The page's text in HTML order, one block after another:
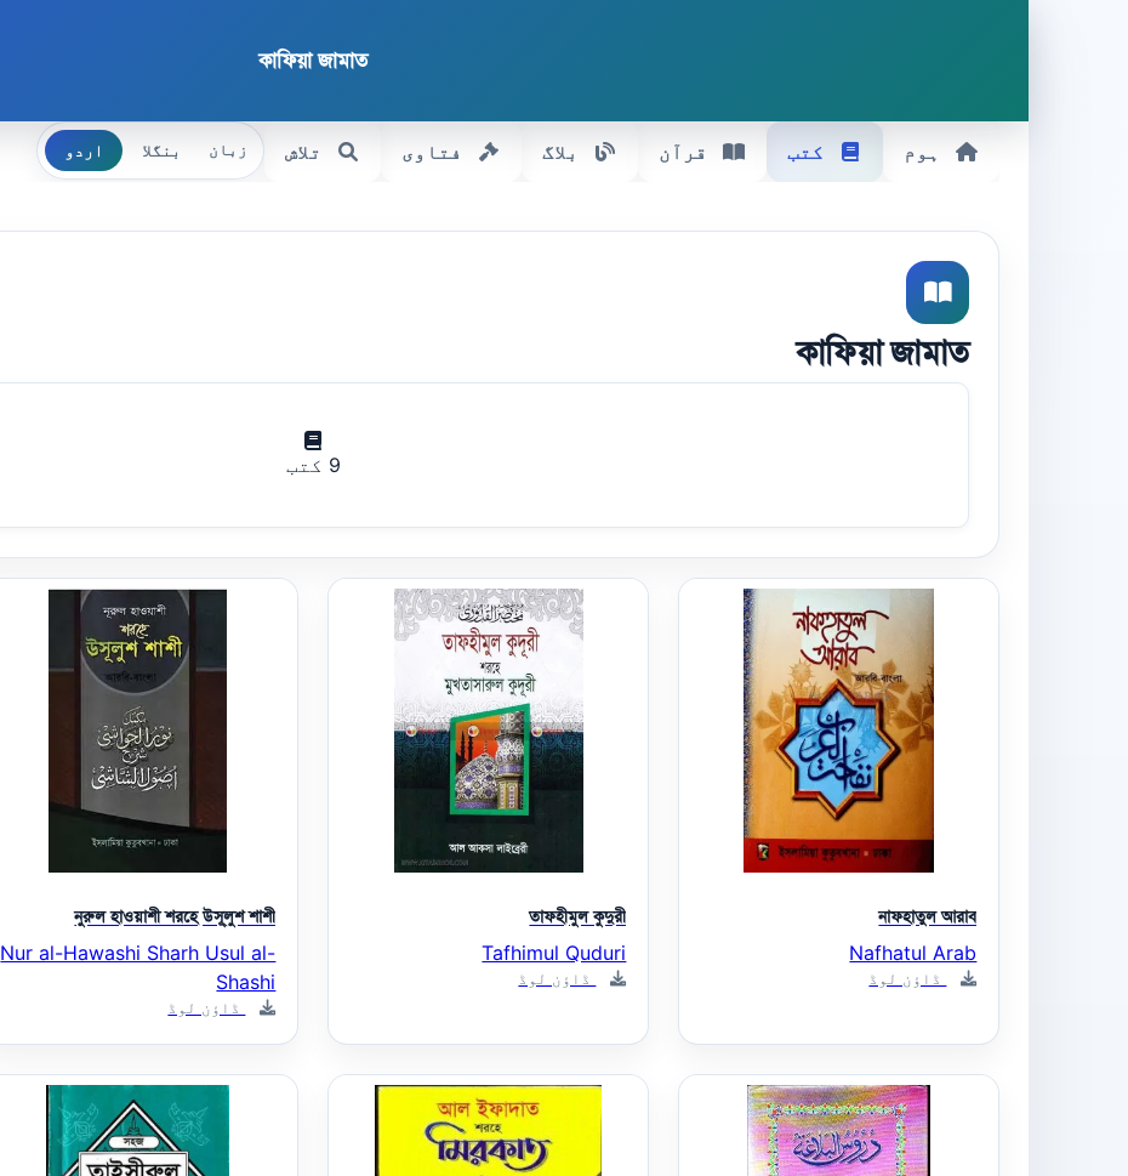
কাফিয়া জামাত
ہوم کتب قرآن بلاگ فتاوی تلاش زبان بنگلا اردو
কাফিয়া জামাত
9 کتب
নাফহাতুল আরাব
Nafhatul Arab
ڈاؤن لوڈ
তাফহীমুল কুদুরী
Tafhimul Quduri
ڈاؤن لوڈ
নুরুল হাওয়াশী শরহে উসূ্লুশ শাশী
Nur al-Hawashi Sharh Usul al-
Shashi
ڈاؤن لوڈ